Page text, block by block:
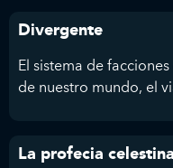
Divergente
El sistema de
de nuestro mundo, el
La profecia celestina